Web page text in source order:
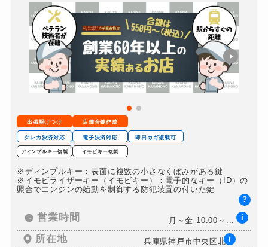
別途お見積り
ロッカーカギ開け 16,500円～(税込)
ドアノブカギ開け 別途お見積り
ドアノブカギ作成 別途お見積り
ドアノブカギ交換 別途お見積り
出張駆けつけ 店舗合鍵作成
クレカ決済対応 電子決済対応 即日カギ複製可
ディンプルキー複製 イモビキー複製
※ディンプルキー：表面に複数の小さなくぼみがある鍵
※イモビライザーキー（イモビキー）：電子的なキー（ID）の
照合でエンジンの始動を制御する防犯装置の付いた鍵
営業時間 月～金 10:00～... i
所在地 兵庫県神戸市中央区北...
i
?